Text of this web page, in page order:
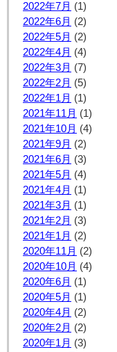
2022年7月 (1)
2022年6月 (2)
2022年5月 (2)
2022年4月 (4)
2022年3月 (7)
2022年2月 (5)
2022年1月 (1)
2021年11月 (1)
2021年10月 (4)
2021年9月 (2)
2021年6月 (3)
2021年5月 (4)
2021年4月 (1)
2021年3月 (1)
2021年2月 (3)
2021年1月 (2)
2020年11月 (2)
2020年10月 (4)
2020年6月 (1)
2020年5月 (1)
2020年4月 (2)
2020年2月 (2)
2020年1月 (3)